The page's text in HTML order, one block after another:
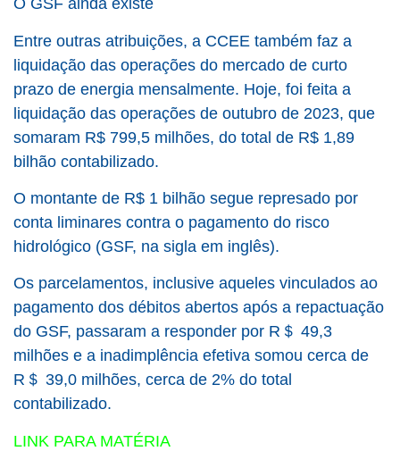
O GSF ainda existe
Entre outras atribuições, a CCEE também faz a
liquidação das operações do mercado de curto
prazo de energia mensalmente. Hoje, foi feita a
liquidação das operações de outubro de 2023, que
somaram R$ 799,5 milhões, do total de R$ 1,89
bilhão contabilizado.
O montante de R$ 1 bilhão segue represado por
conta liminares contra o pagamento do risco
hidrológico (GSF, na sigla em inglês).
Os parcelamentos, inclusive aqueles vinculados ao
pagamento dos débitos abertos após a repactuação
do GSF, passaram a responder por R＄ 49,3
milhões e a inadimplência efetiva somou cerca de
R＄ 39,0 milhões, cerca de 2% do total
contabilizado.
LINK PARA MATÉRIA